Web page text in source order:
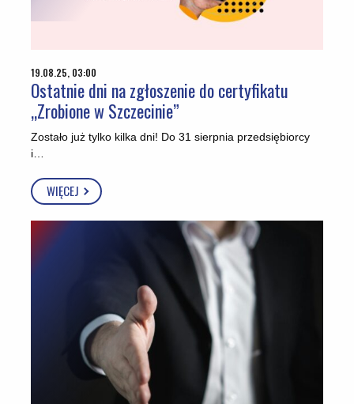
19.08.25, 03:00
Ostatnie dni na zgłoszenie do certyfikatu
„Zrobione w Szczecinie”
Zostało już tylko kilka dni! Do 31 sierpnia przedsiębiorcy
i…
WIĘCEJ